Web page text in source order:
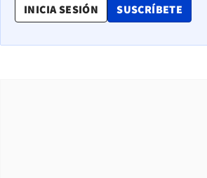
INICIA SESIÓN SUSCRÍBETE
OPENS IN NEW